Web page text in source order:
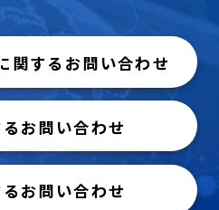
関するお問い合わせ
お問い合わせ
お問い合わせ